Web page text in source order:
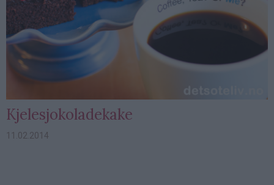
Kjelesjokoladekake
11.02.2014